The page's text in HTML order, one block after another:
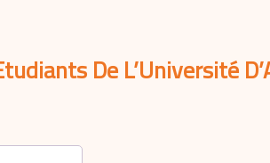
De L’Université